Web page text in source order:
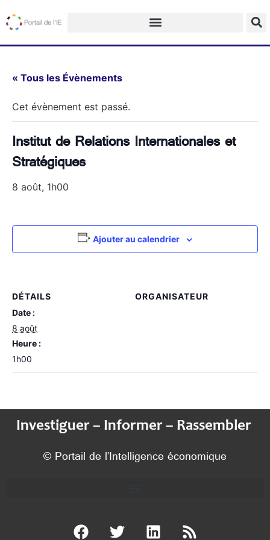
« Tous les Évènements
Cet évènement est passé.
Institut de Relations Internationales et
Stratégiques
8 août, 1h00
Ajouter au calendrier
DÉTAILS
Date :
8 août
Heure :
1h00
ORGANISATEUR
Investiguer – Informer – Rassembler
© Portail de l’Intelligence économique